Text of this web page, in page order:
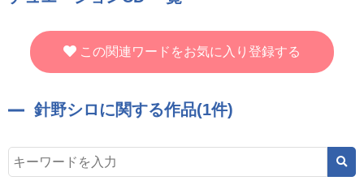
この関連ワードをお気に入り登録する
針野シロに関する作品(1件)